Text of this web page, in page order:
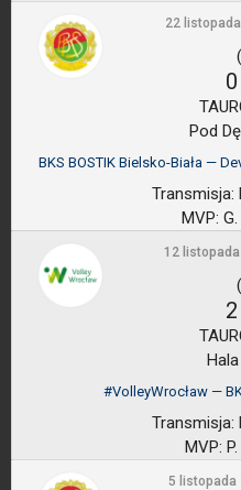
22
0
Pod
BKS BOSTIK Bielsko-Biała —
Transmisja:
MVP:
12
2
#VolleyWrocław —
Transmisja:
MVP:
5 listopada